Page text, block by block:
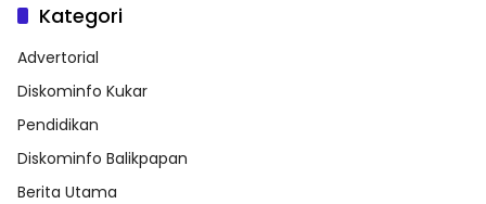
Kategori
Advertorial
Diskominfo Kukar
Pendidikan
Diskominfo Balikpapan
Berita Utama